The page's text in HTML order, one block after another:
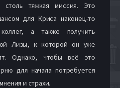
тяжкая миссия. Это
для Криса наконец-то
а также получить
Лизы, к которой он уже
Однако, чтобы всё это
для начала потребуется
и страхи.